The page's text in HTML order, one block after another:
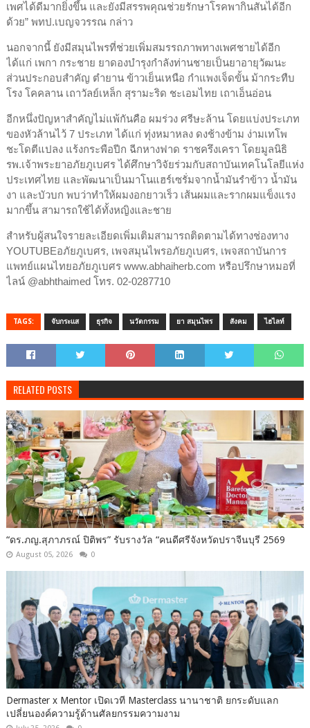
เพศได้ดีมากยิ่งขึ้น และยังมีสรรพคุณช่วยรักษาโรคพากินสันได้อีก
ด้วย” พทป.เบญจวรรณ กล่าว
นอกจากนี้ ยังมีสมุนไพรที่ช่วยเพิ่มสมรรถภาพทางเพศชายได้อีก
ได้แก่ เพกา กระชาย ยาดองบำรุงกำลังท่านชายเป็นยาอายุวัฒนะ
ส่วนประกอบสำคัญ ตำยาน ข้าวเย็นเหนือ กำแพงเจ็ดขั้น ม้ากระทืบ
โรง โคคลาน เถาวัลย์เหล็ก สุรามะริด ชะเอมไทย เถาเอ็นอ่อน
อีกหนึ่งปัญหาสำคัญไม่แพ้กันคือ ผมร่วง ศรีษะล้าน โดยแบ่งประเภท
ของหัวล้านไว้ 7 ประเภท ได้แก่ ทุ่งหมาหลง ดงช้างข้าม ง่ามเทโพ
ชะโดตีแปลง แร้งกระพือปีก ฉีกหางฟาด ราชครึงเครา โดยมูลนิธิ
รพ.เจ้าพระยาอภัยภูเบศร ได้ศึกษาวิจัยร่วมกับสถาบันเทคโนโลยีแห่ง
ประเทศไทย และพัฒนาเป็นมาโนแฮร์เซรั่มจากน้ำมันรำข้าว น้ำมัน
งา และบัวบก พบว่าทำให้ผมงอกยาวเร็ว เส้นผมและรากผมแข็งแรง
มากขึ้น สามารถใช้ได้ทั้งหญิงและชาย
สำหรับผู้สนใจรายละเอียดเพิ่มเติมสามารถติดตามได้ทางช่องทาง
YOUTUBEอภัยภูเบศร, เพจสมุนไพรอภัยภูเบศร, เพจสถาบันการ
แพทย์แผนไทยอภัยภูเบศร www.abhaiherb.com หรือปรึกษาหมอที่
ไลน์ @abhthaimed โทร. 02-0287710
TAGS: จับกระแส ธุรกิจ นวัตกรรม ยา สมุนไพร สังคม ไฮไลท์
RELATED POSTS
“ดร.ภญ.สุภาภรณ์ ปิติพร” รับรางวัล “คนดีศรีจังหวัดปราจีนบุรี 2569
August 05, 2026 0
Dermaster x Mentor เปิดเวที Masterclass นานาชาติ ยกระดับแลก
เปลี่ยนองค์ความรู้ด้านศัลยกรรมความงาม